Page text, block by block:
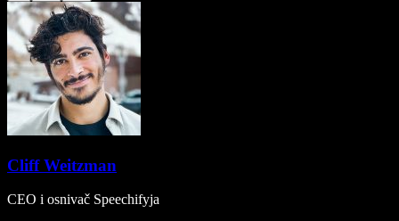
Cliff Weitzman
CEO i osnivač Speechifyja